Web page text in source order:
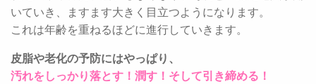
いていき、ますます大きく目立つようになります。
これは年齢を重ねるほどに進行していきます。
皮脂や老化の予防にはやっぱり、
汚れをしっかり落とす！潤す！そして引き締める！